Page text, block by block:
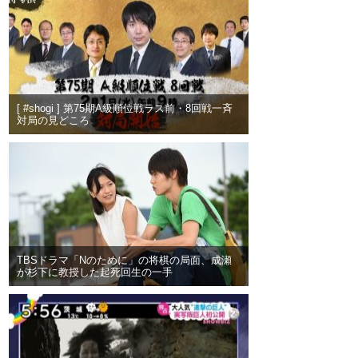
[ #shogi ] 第75期A級順位戦ラス前・8回戦一斉
対局の見どころ
TBSドラマ「Nのために」の将棋の局面、成瀬
が杉下に教授した起死回生の一手